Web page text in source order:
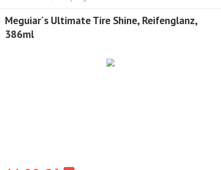
Meguiar´s Ultimate Tire Shine, Reifenglanz,
386ml